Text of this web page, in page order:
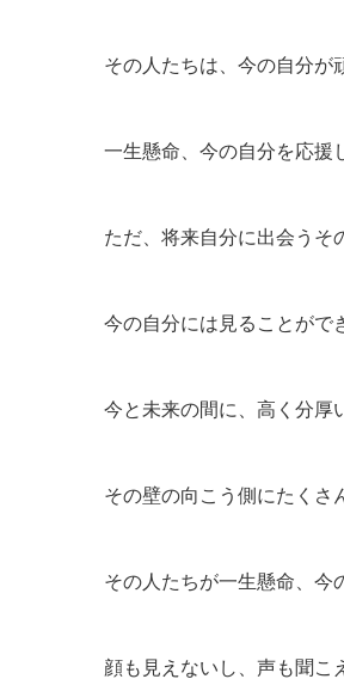
その人たちは、今の自分が
一生懸命、今の自分を応援
ただ、将来自分に出会うそ
今の自分には見ることがで
今と未来の間に、高く分厚
その壁の向こう側にたくさ
その人たちが一生懸命、今
顔も見えないし、声も聞こ